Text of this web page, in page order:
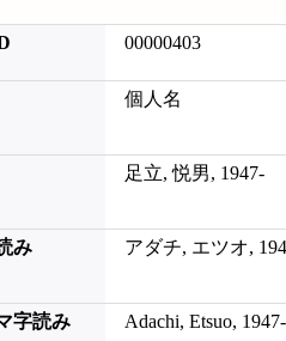
00000403
個人名
足立, 悦男, 1947-
み アダチ, エツオ,
字読み Adachi, Etsuo, 1947-